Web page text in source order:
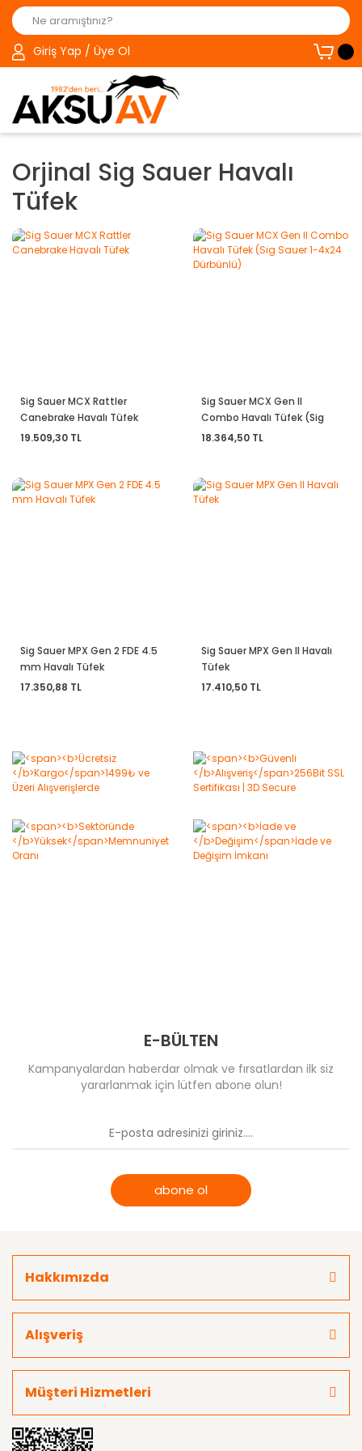
Giriş Yap / Üye Ol
Orjinal Sig Sauer Havalı
Tüfek
Sig Sauer MCX Rattler
Canebrake Havalı Tüfek
19.509,30 TL
Sig Sauer MCX Gen II
Combo Havalı Tüfek (Sig
Sauer 1-4x24 Dürbünlü)
18.364,50 TL
Sig Sauer MPX Gen 2 FDE 4.5
mm Havalı Tüfek
17.350,88 TL
Sig Sauer MPX Gen II Havalı
Tüfek
17.410,50 TL
E-BÜLTEN
Kampanyalardan haberdar olmak ve fırsatlardan ilk siz
yararlanmak için lütfen abone olun!
abone ol
Hakkımızda
Alışveriş
Müşteri Hizmetleri